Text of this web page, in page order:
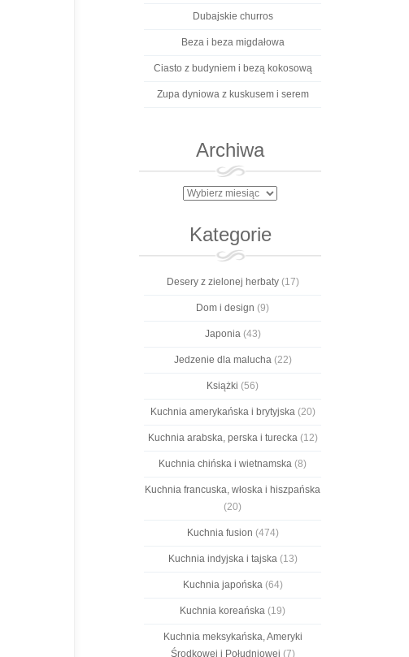
Dubajskie churros
Beza i beza migdałowa
Ciasto z budyniem i bezą kokosową
Zupa dyniowa z kuskusem i serem
Archiwa
Archiwa
Kategorie
Desery z zielonej herbaty(17)
Dom i design (9)
Japonia(43)
Jedzenie dla malucha(22)
Książki (56)
Kuchnia amerykańska i brytyjska(20)
Kuchnia arabska, perska i turecka(12)
Kuchnia chińska i wietnamska (8)
Kuchnia francuska, włoska i hiszpańska
(20)
Kuchnia fusion (474)
Kuchnia indyjska i tajska(13)
Kuchnia japońska(64)
Kuchnia koreańska (19)
Kuchnia meksykańska, Ameryki
Środkowej i Południowej (7)